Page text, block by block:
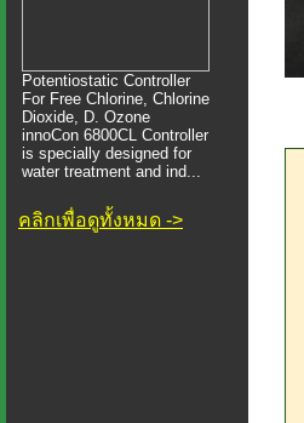
Potentiostatic Controller
For Free Chlorine, Chlorine
Dioxide, D. Ozone
innoCon 6800CL Controller
is specially designed for
water treatment and ind...
คลิกเพื่อดูทั้งหมด ->